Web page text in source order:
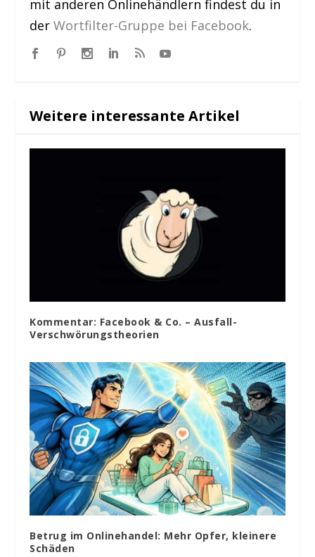
mit anderen Onlinehändlern findest du in
derWortfilter-Gruppe bei Facebook.
Weitere interessante Artikel
Kommentar: Facebook & Co. – Ausfall-
Verschwörungstheorien
Betrug im Onlinehandel: Mehr Opfer, kleinere
Schäden